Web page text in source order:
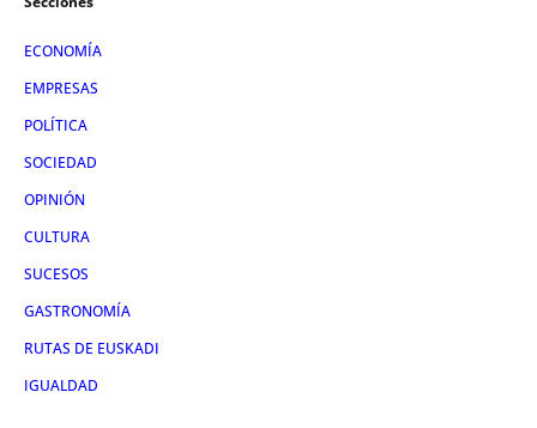
ECONOMÍA
EMPRESAS
POLÍTICA
SOCIEDAD
OPINIÓN
CULTURA
SUCESOS
GASTRONOMÍA
RUTAS DE EUSKADI
IGUALDAD